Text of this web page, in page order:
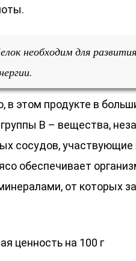
необходим для
в этом продукте в
В – вещества,
сосудов, участвующие
обеспечивает
от которых
ценность на 100 г